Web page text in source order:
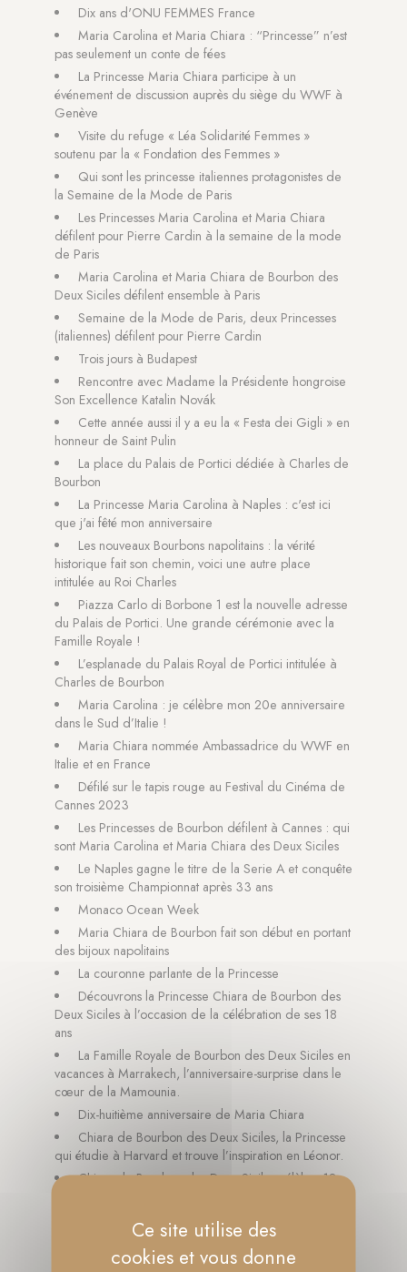
Dix ans d'ONU FEMMES France
Maria Carolina et Maria Chiara : “Princesse” n’est
pas seulement un conte de fées
La Princesse Maria Chiara participe à un
événement de discussion auprès du siège du WWF à
Genève
Visite du refuge « Léa Solidarité Femmes »
soutenu par la « Fondation des Femmes »
Qui sont les princesse italiennes protagonistes de
la Semaine de la Mode de Paris
Les Princesses Maria Carolina et Maria Chiara
défilent pour Pierre Cardin à la semaine de la mode
de Paris
Maria Carolina et Maria Chiara de Bourbon des
Deux Siciles défilent ensemble à Paris
Semaine de la Mode de Paris, deux Princesses
(italiennes) défilent pour Pierre Cardin
Trois jours à Budapest
Rencontre avec Madame la Présidente hongroise
Son Excellence Katalin Novák
Cette année aussi il y a eu la « Festa dei Gigli » en
honneur de Saint Pulin
La place du Palais de Portici dédiée à Charles de
Bourbon
La Princesse Maria Carolina à Naples : c'est ici
que j'ai fêté mon anniversaire
Les nouveaux Bourbons napolitains : la vérité
historique fait son chemin, voici une autre place
intitulée au Roi Charles
Piazza Carlo di Borbone 1 est la nouvelle adresse
du Palais de Portici. Une grande cérémonie avec la
Famille Royale !
L’esplanade du Palais Royal de Portici intitulée à
Charles de Bourbon
Maria Carolina : je célèbre mon 20e anniversaire
dans le Sud d’Italie !
Maria Chiara nommée Ambassadrice du WWF en
Italie et en France
Défilé sur le tapis rouge au Festival du Cinéma de
Cannes 2023
Les Princesses de Bourbon défilent à Cannes : qui
sont Maria Carolina et Maria Chiara des Deux Siciles
Le Naples gagne le titre de la Serie A et conquête
son troisième Championnat après 33 ans
Monaco Ocean Week
Maria Chiara de Bourbon fait son début en portant
des bijoux napolitains
La couronne parlante de la Princesse
Découvrons la Princesse Chiara de Bourbon des
Deux Siciles à l’occasion de la célébration de ses 18
ans
La Famille Royale de Bourbon des Deux Siciles en
vacances à Marrakech, l’anniversaire-surprise dans le
cœur de la Mamounia.
Dix-huitième anniversaire de Maria Chiara
Chiara de Bourbon des Deux Siciles, la Princesse
qui étudie à Harvard et trouve l’inspiration en Léonor.
Chiara de Bourbon des Deux Siciles célèbre 18
Maria Chiara de Bourbon des Deux Siciles :
« Devenir adulte me donne encore plus de force ».
Ce site utilise des
cookies et vous donne